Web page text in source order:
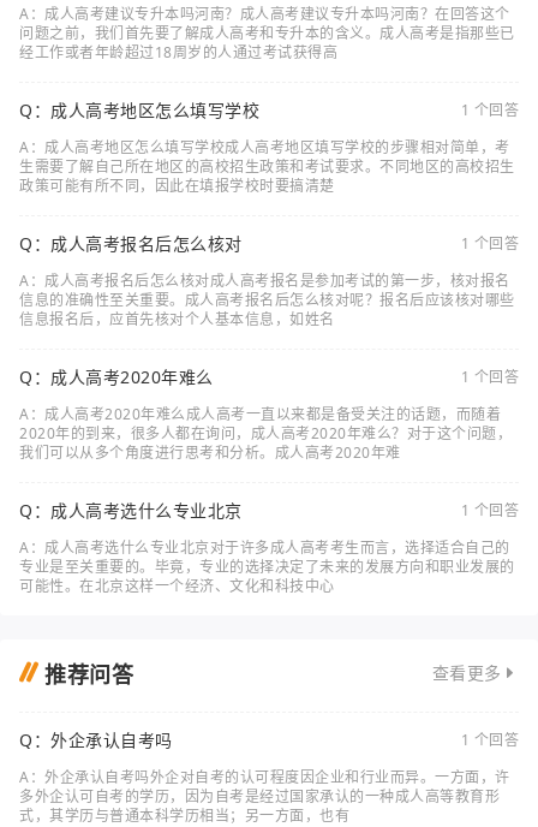
A：成人高考建议专升本吗河南？成人高考建议专升本吗河南？在回答这个
问题之前，我们首先要了解成人高考和专升本的含义。成人高考是指那些已
经工作或者年龄超过18周岁的人通过考试获得高
Q：成人高考地区怎么填写学校
1 个回答
A：成人高考地区怎么填写学校成人高考地区填写学校的步骤相对简单，考
生需要了解自己所在地区的高校招生政策和考试要求。不同地区的高校招生
政策可能有所不同，因此在填报学校时要搞清楚
Q：成人高考报名后怎么核对
1 个回答
A：成人高考报名后怎么核对成人高考报名是参加考试的第一步，核对报名
信息的准确性至关重要。成人高考报名后怎么核对呢？报名后应该核对哪些
信息报名后，应首先核对个人基本信息，如姓名
Q：成人高考2020年难么
1 个回答
A：成人高考2020年难么成人高考一直以来都是备受关注的话题，而随着
2020年的到来，很多人都在询问，成人高考2020年难么？对于这个问题，
我们可以从多个角度进行思考和分析。成人高考2020年难
Q：成人高考选什么专业北京
1 个回答
A：成人高考选什么专业北京对于许多成人高考考生而言，选择适合自己的
专业是至关重要的。毕竟，专业的选择决定了未来的发展方向和职业发展的
可能性。在北京这样一个经济、文化和科技中心
推荐问答 查看更多
Q：外企承认自考吗
1 个回答
A：外企承认自考吗外企对自考的认可程度因企业和行业而异。一方面，许
多外企认可自考的学历，因为自考是经过国家承认的一种成人高等教育形
式，其学历与普通本科学历相当；另一方面，也有